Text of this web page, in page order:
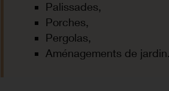
Palissades,
Porches,
Pergolas,
Aménagements de